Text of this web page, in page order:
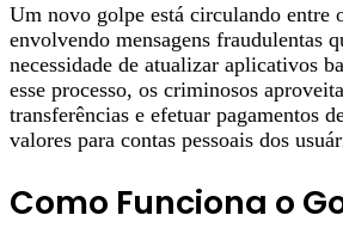
Um novo golpe está circulando entre
envolvendo mensagens fraudulentas
necessidade de atualizar aplicativos
esse processo, os criminosos
transferências e efetuar pagamentos
valores para contas pessoais dos
Como Funciona o